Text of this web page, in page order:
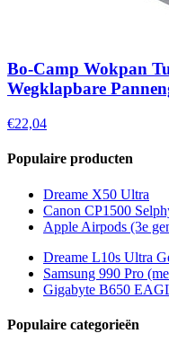
Bo-Camp Wokpan
Wegklapbare
€22,04
Populaire producten
Dreame X50 Ultra
Canon CP1500
Apple Airpods (3e
Dreame L10s Ultra
Samsung 990 Pro
Gigabyte B650
Populaire categorieën